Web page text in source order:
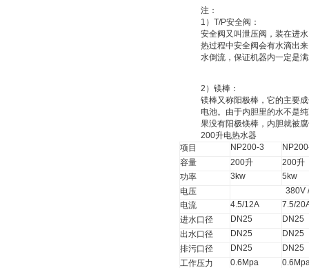
注：
1 ） T/P安全阀：
安全阀又叫泄压阀 ，装在进
热过程中安全阀会有水滴出
水倒流，保证机器内一定是
2 ） 镁棒：
镁棒又称阳极棒 ，它的主要
电池。由于内胆里的水不是
果没有阳极镁棒，内胆就被
200升电热水器
项目
NP200-3
容量
200升 200升
功率
3kw
5kw
电压
380V
电流
4.5/12A
7.5/
进水口径
DN25
DN25
出水口径
DN25
DN25
排污口径
DN25
DN25
工作压力
0.6Mpa